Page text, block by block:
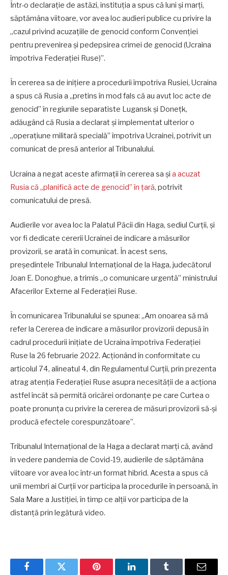
Într-o declarație de astăzi, instituția a spus că luni și marți,
săptămâna viitoare, vor avea loc audieri publice cu privire la
„cazul privind acuzațiile de genocid conform Convenției
pentru prevenirea și pedepsirea crimei de genocid (Ucraina
împotriva Federației Ruse)”.
În cererea sa de inițiere a procedurii împotriva Rusiei, Ucraina
a spus că Rusia a „pretins în mod fals că au avut loc acte de
genocid” în regiunile separatiste Lugansk și Donețk,
adăugând că Rusia a declarat și implementat ulterior o
„operațiune militară specială” împotriva Ucrainei, potrivit un
comunicat de presă anterior al Tribunalului.
Ucraina a negat aceste afirmații în cererea sa și a acuzat
Rusia că „planifică acte de genocid” în țară, potrivit
comunicatului de presă.
Audierile vor avea loc la Palatul Păcii din Haga, sediul Curții, și
vor fi dedicate cererii Ucrainei de indicare a măsurilor
provizorii, se arată în comunicat. În acest sens,
președintele Tribunalul Internațional de la Haga, judecătorul
Joan E. Donoghue, a trimis „o comunicare urgentă” ministrului
Afacerilor Externe al Federației Ruse.
În comunicarea Tribunalului se spunea: „Am onoarea să mă
refer la Cererea de indicare a măsurilor provizorii depusă în
cadrul procedurii inițiate de Ucraina împotriva Federației
Ruse la 26 februarie 2022. Acționând în conformitate cu
articolul 74, alineatul 4, din Regulamentul Curții, prin prezenta
atrag atenția Federației Ruse asupra necesității de a acționa
astfel încât să permită oricărei ordonanțe pe care Curtea o
poate pronunța cu privire la cererea de măsuri provizorii să-și
producă efectele corespunzătoare”.
Tribunalul Internațional de la Haga a declarat marți că, având
în vedere pandemia de Covid-19, audierile de săptămâna
viitoare vor avea loc într-un format hibrid. Acesta a spus că
unii membri ai Curții vor participa la procedurile în persoană, în
Sala Mare a Justiției, în timp ce alții vor participa de la
distanță prin legătură video.